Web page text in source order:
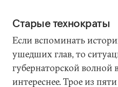
Старые технократы
Если вспоминать
ушедших глав, то
губернаторской волной
интереснее. Трое из